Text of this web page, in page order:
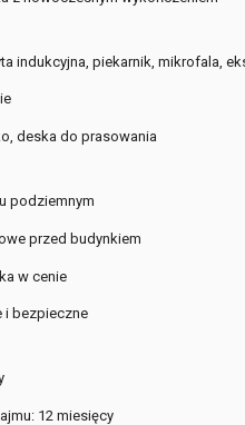
indukcyjna, piekarnik, mikrofala,
deska do prasowania
podziemnym
przed budynkiem
w cenie
i bezpieczne
12 miesięcy